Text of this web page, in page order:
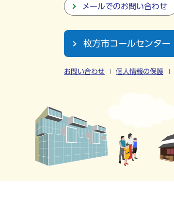
メールでのお問い合わせ
枚方市コールセンター
お問い合わせ 個人情報の保護